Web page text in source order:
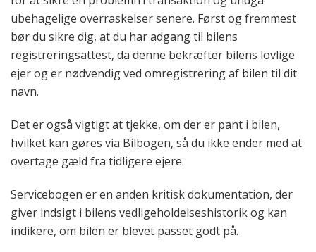
ubehagelige overraskelser senere. Først og fremmest
bør du sikre dig, at du har adgang til bilens
registreringsattest, da denne bekræfter bilens lovlige
ejer og er nødvendig ved omregistrering af bilen til dit
navn.
Det er også vigtigt at tjekke, om der er pant i bilen,
hvilket kan gøres via Bilbogen, så du ikke ender med at
overtage gæld fra tidligere ejere.
Servicebogen er en anden kritisk dokumentation, der
giver indsigt i bilens vedligeholdelseshistorik og kan
indikere, om bilen er blevet passet godt på.